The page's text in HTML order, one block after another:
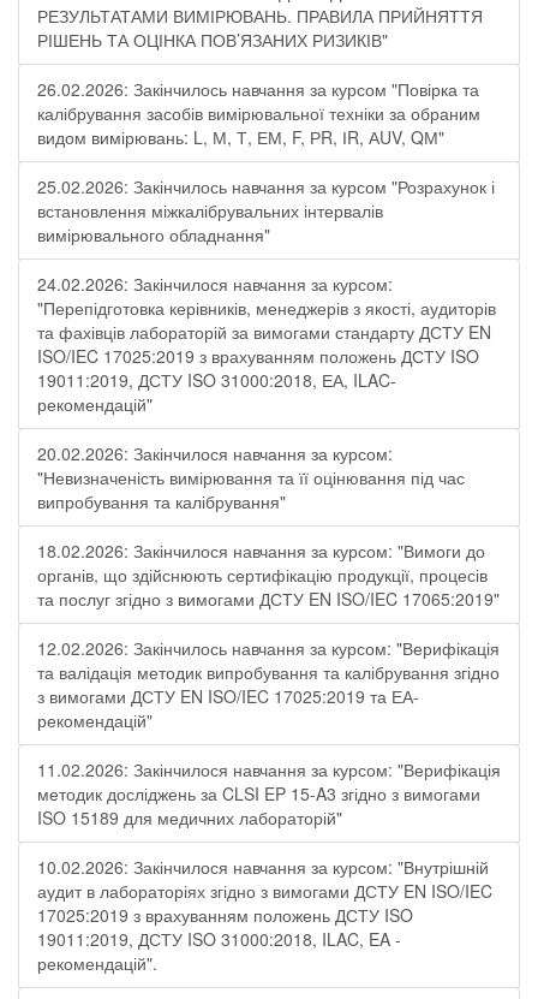
РЕЗУЛЬТАТАМИ ВИМІРЮВАНЬ. ПРАВИЛА ПРИЙНЯТТЯ
РІШЕНЬ ТА ОЦІНКА ПОВ’ЯЗАНИХ РИЗИКІВ"
26.02.2026: Закінчилось навчання за курсом "Повірка та
калібрування засобів вимірювальної техніки за обраним
видом вимірювань: L, М, Т, ЕМ, F, РR, ІR, АUV, QМ"
25.02.2026: Закінчилось навчання за курсом "Розрахунок і
встановлення міжкалібрувальних інтервалів
вимірювального обладнання"
24.02.2026: Закінчилося навчання за курсом:
"Перепідготовка керівників, менеджерів з якості, аудиторів
та фахівців лабораторій за вимогами стандарту ДСТУ EN
ISO/IEC 17025:2019 з врахуванням положень ДСТУ ISO
19011:2019, ДСТУ ISO 31000:2018, ЕА, ILAC-
рекомендацій"
20.02.2026: Закінчилося навчання за курсом:
"Невизначеність вимірювання та її оцінювання під час
випробування та калібрування"
18.02.2026: Закінчилося навчання за курсом: "Вимоги до
органів, що здійснюють сертифікацію продукції, процесів
та послуг згідно з вимогами ДСТУ EN ISO/IEC 17065:2019"
12.02.2026: Закінчилось навчання за курсом: "Верифікація
та валідація методик випробування та калібрування згідно
з вимогами ДСТУ EN ISO/IEC 17025:2019 та ЕА-
рекомендацій"
11.02.2026: Закінчилося навчання за курсом: "Верифікація
методик досліджень за CLSI EP 15-A3 згідно з вимогами
ISO 15189 для медичних лабораторій"
10.02.2026: Закінчилося навчання за курсом: "Внутрішній
аудит в лабораторіях згідно з вимогами ДСТУ EN ISO/IEC
17025:2019 з врахуванням положень ДСТУ ISO
19011:2019, ДСТУ ISO 31000:2018, ILAC, EA -
рекомендацій".